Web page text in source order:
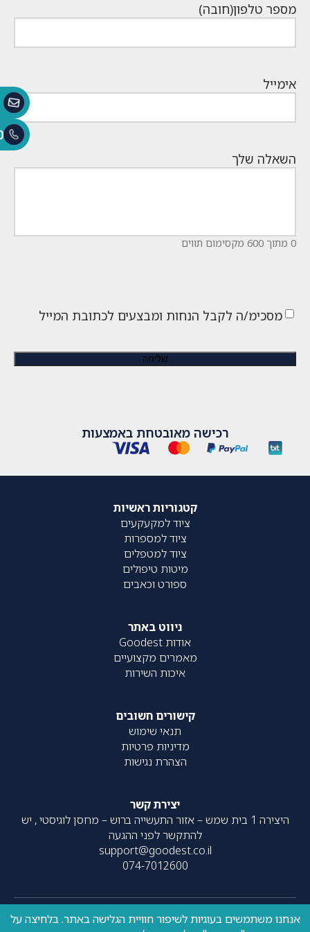
מספר טלפון(חובה)
אימייל
השאלה שלך
0 מתוך 600 מקסימום תווים
מסכימ/ה לקבל הנחות ומבצעים לכתובת המייל
רכישה מאובטחת באמצעות
קטגוריות ראשיות
ציוד למקעקעים
ציוד למספרות
ציוד למטפלים
מיטות טיפולים
ספורט וכאבים
ניווט באתר
אודות Goodest
מאמרים מקצועיים
איכות השירות
קישורים חשובים
תנאי שימוש
מדיניות פרטיות
הצהרת נגישות
יצירת קשר
היצירה 1 בית שמש – אזור התעשייה ברוש – מחסן לוגיסטי , יש
להתקשר לפני ההגעה
support@goodest.co.il
074-7012600
כל הזכויות שמורות – 2020- עוצב על ידיresolve| פותח על ידי
אנחנו משתמשים בעוגיות לשיפור חוויית הגלישה באתר. בלחיצה על